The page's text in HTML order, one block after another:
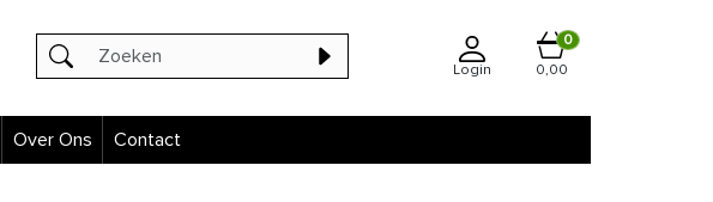
Login
0
0,00
Over Ons Contact